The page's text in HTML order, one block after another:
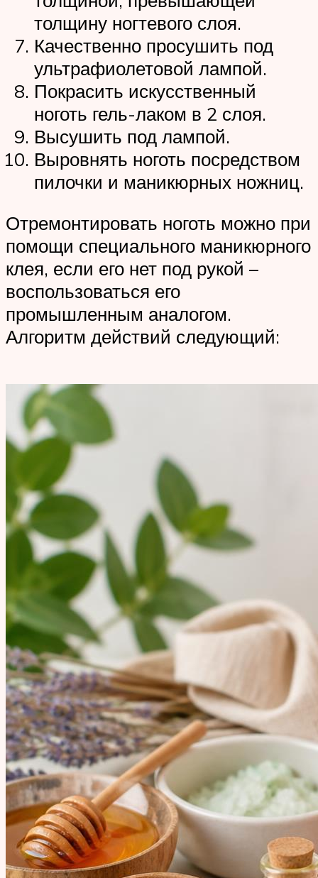
толщину ногтевого слоя.
Качественно просушить под
ультрафиолетовой лампой.
Покрасить искусственный
ноготь гель-лаком в 2 слоя.
Высушить под лампой.
Выровнять ноготь посредством
пилочки и маникюрных ножниц.
Отремонтировать ноготь можно при
помощи специального маникюрного
клея, если его нет под рукой –
воспользоваться его
промышленным аналогом.
Алгоритм действий следующий: